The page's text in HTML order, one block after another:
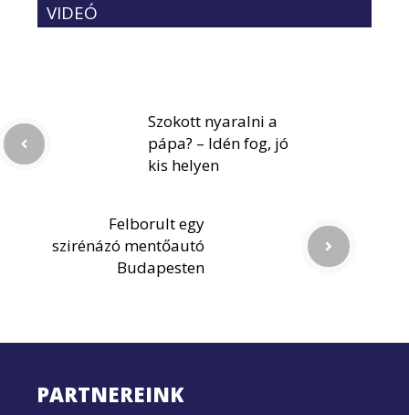
VIDEÓ
Szokott nyaralni a
pápa? – Idén fog, jó
kis helyen
Felborult egy
szirénázó mentőautó
Budapesten
PARTNEREINK